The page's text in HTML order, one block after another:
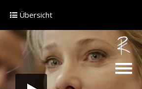
Übersicht